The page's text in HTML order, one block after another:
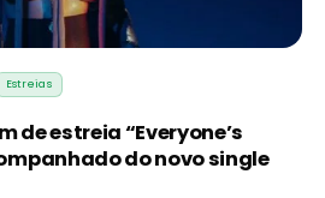
Estreias
de estreia “Everyone’s
do novo single